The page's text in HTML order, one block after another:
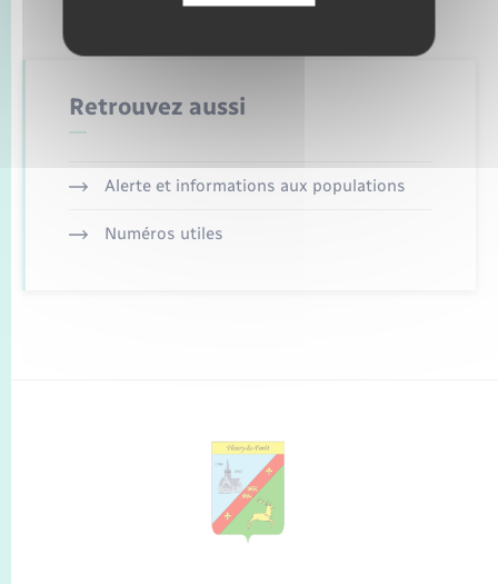
Retrouvez aussi
Alerte et informations aux populations
Numéros utiles